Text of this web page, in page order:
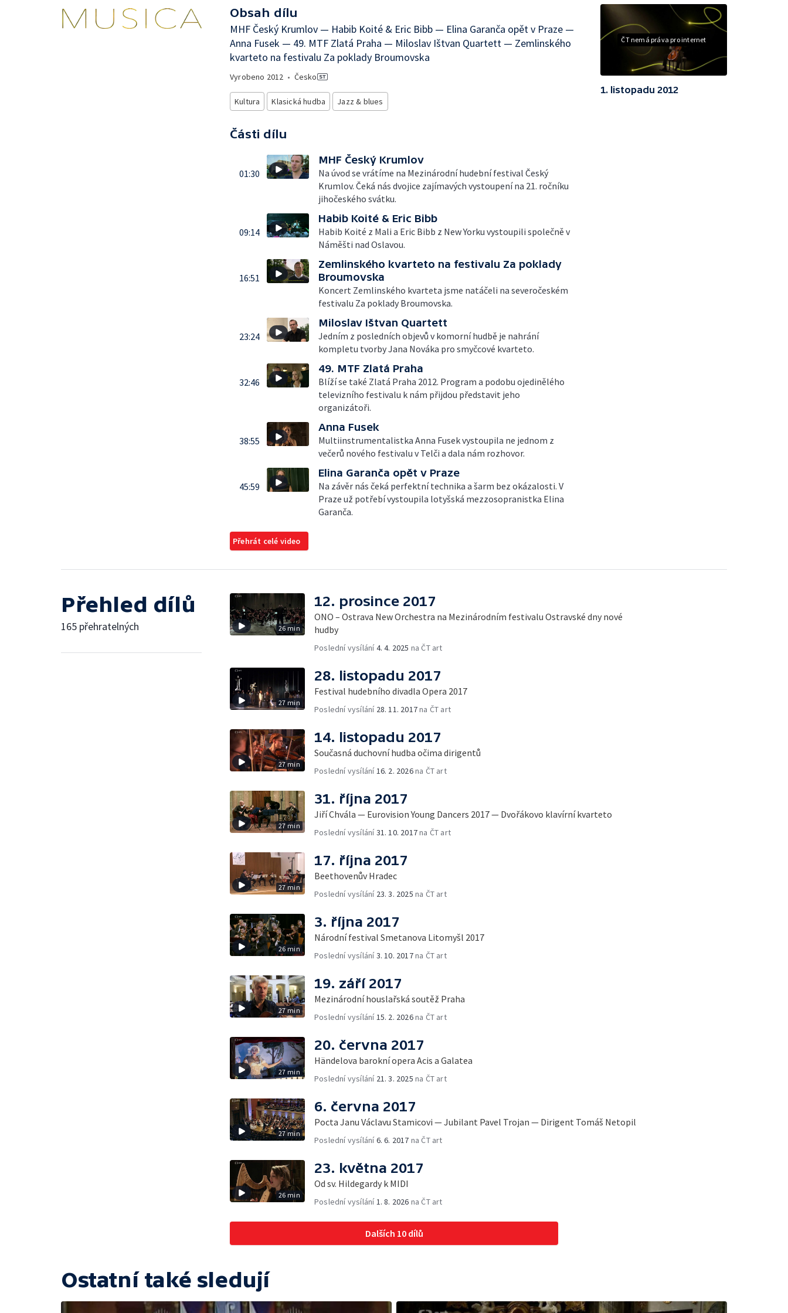
Obsah dílu
MHF Český Krumlov — Habib Koité & Eric Bibb — Elina Garanča opět v Praze —
Anna Fusek — 49. MTF Zlatá Praha — Miloslav Ištvan Quartett — Zemlinského
kvarteto na festivalu Za poklady Broumovska
Vyrobeno 2012 • Česko
Kultura Klasická hudba Jazz & blues
Části dílu
01:30
MHF Český Krumlov
Na úvod se vrátíme na Mezinárodní hudební festival Český
Krumlov. Čeká nás dvojice zajímavých vystoupení na 21. ročníku
jihočeského svátku.
09:14
Habib Koité & Eric Bibb
Habib Koité z Mali a Eric Bibb z New Yorku vystoupili společně v
Náměšti nad Oslavou.
16:51
Zemlinského kvarteto na festivalu Za poklady
Broumovska
Koncert Zemlinského kvarteta jsme natáčeli na severočeském
festivalu Za poklady Broumovska.
23:24
Miloslav Ištvan Quartett
Jedním z posledních objevů v komorní hudbě je nahrání
kompletu tvorby Jana Nováka pro smyčcové kvarteto.
32:46
49. MTF Zlatá Praha
Blíží se také Zlatá Praha 2012. Program a podobu ojedinělého
televizního festivalu k nám přijdou představit jeho
organizátoři.
38:55
Anna Fusek
Multiinstrumentalistka Anna Fusek vystoupila ne jednom z
večerů nového festivalu v Telči a dala nám rozhovor.
45:59
Elina Garanča opět v Praze
Na závěr nás čeká perfektní technika a šarm bez okázalosti. V
Praze už potřebí vystoupila lotyšská mezzosopranistka Elina
Garanča.
Přehrát celé video
ČT nemá práva pro internet
1. listopadu 2012
Přehled dílů
165 přehratelných 26 min
12. prosince 2017
ONO – Ostrava New Orchestra na Mezinárodním festivalu Ostravské dny nové
hudby
Poslední vysílání4. 4. 2025 na ČT art
27 min
28. listopadu 2017
Festival hudebního divadla Opera 2017
Poslední vysílání 28. 11. 2017na ČT art
27 min
14. listopadu 2017
Současná duchovní hudba očima dirigentů
Poslední vysílání16. 2. 2026na ČT art
27 min
31. října 2017
Jiří Chvála — Eurovision Young Dancers 2017 — Dvořákovo klavírní kvarteto
Poslední vysílání31. 10. 2017na ČT art
27 min
17. října 2017
Beethovenův Hradec
Poslední vysílání 23. 3. 2025 na ČT art
26 min
3. října 2017
Národní festival Smetanova Litomyšl 2017
Poslední vysílání3. 10. 2017na ČT art
27 min
19. září 2017
Mezinárodní houslařská soutěž Praha
Poslední vysílání15. 2. 2026na ČT art
27 min
20. června 2017
Händelova barokní opera Acis a Galatea
Poslední vysílání 21. 3. 2025 na ČT art
27 min
6. června 2017
Pocta Janu Václavu Stamicovi — Jubilant Pavel Trojan — Dirigent Tomáš Netopil
Poslední vysílání6. 6. 2017 na ČT art
26 min
23. května 2017
Od sv. Hildegardy k MIDI
Poslední vysílání1. 8. 2026 na ČT art
Dalších 10 dílů
Ostatní také sledují